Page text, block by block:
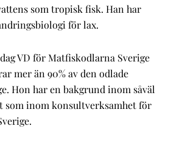
som tropisk fisk. Han har
för lax.
VD för Matfiskodlarna Sverige
mer än 90% av den odlade
Hon har en bakgrund inom såväl
som inom konsultverksamhet för